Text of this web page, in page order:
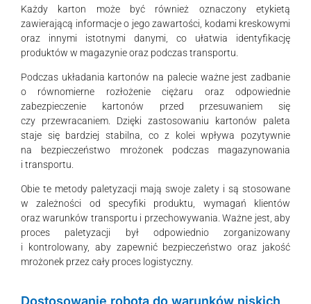
Każdy karton może być również oznaczony etykietą
zawierającą informacje o jego zawartości, kodami kreskowymi
oraz innymi istotnymi danymi, co ułatwia identyfikację
produktów w magazynie oraz podczas transportu.
Podczas układania kartonów na palecie ważne jest zadbanie
o równomierne rozłożenie ciężaru oraz odpowiednie
zabezpieczenie kartonów przed przesuwaniem się
czy przewracaniem. Dzięki zastosowaniu kartonów paleta
staje się bardziej stabilna, co z kolei wpływa pozytywnie
na bezpieczeństwo mrożonek podczas magazynowania
i transportu.
Obie te metody paletyzacji mają swoje zalety i są stosowane
w zależności od specyfiki produktu, wymagań klientów
oraz warunków transportu i przechowywania. Ważne jest, aby
proces paletyzacji był odpowiednio zorganizowany
i kontrolowany, aby zapewnić bezpieczeństwo oraz jakość
mrożonek przez cały proces logistyczny.
Dostosowanie robota do warunków niskich